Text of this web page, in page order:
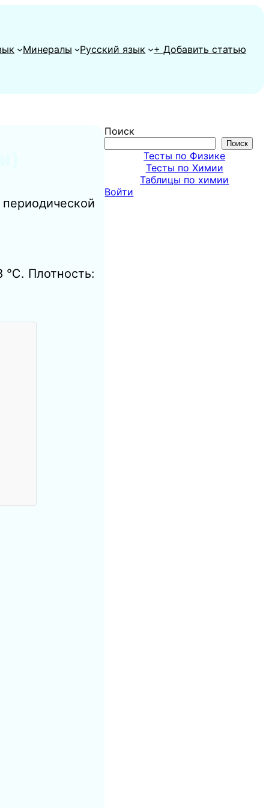
Минералы Русский язык + Добавить статью
℃. Плотность:
Поиск
Поиск
Тесты по Физике
Тесты по Химии
Таблицы по химии
Войти